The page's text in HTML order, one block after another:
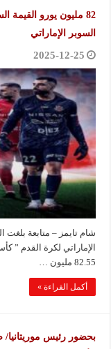
82 مليون يورو
السوبر الإماراتي
2025-12-25
شام تايمز – متابعة بلغت
الإماراتي لكرة القدم ”
82.55 مليون …
أكمل القراءة »
بحضور رئيس موريتانيا/